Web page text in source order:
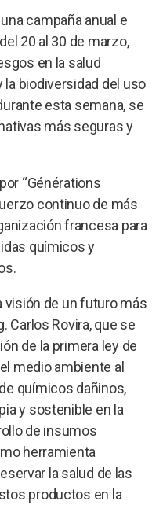
campaña anual e
20 al 30 de marzo,
en la salud
la biodiversidad del uso
esta semana, se
más seguras y
“Générations
continuo de más
francesa para
químicos y
visión de un futuro más
Carlos Rovira, que se
de la primera ley de
medio ambiente al
químicos dañinos,
y sostenible en la
de insumos
herramienta
la salud de las
productos en la